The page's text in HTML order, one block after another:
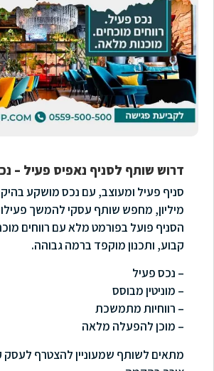
דרוש שותף לסניף נאפיס פעיל –
מיליון, מחפש שותף עסקי להמשך
הסניף פועל בפורמט מלא עם רווחים
קבוע, ותכנון מוקפד ברמה גבוהה.
– נכס פעיל
– מוניטין מבוסס
– רווחיות מתמשכת
– מוכן להפעלה מלאה
מתאים לשותף שמעוניין להצטרף לעסק